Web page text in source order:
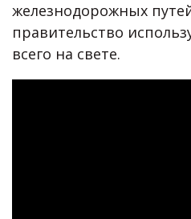
железнодорожных
правительство
всего на свете.